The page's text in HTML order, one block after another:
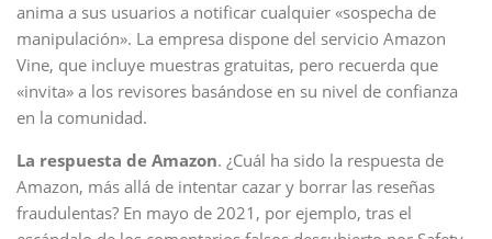
anima a sus usuarios a notificar cualquier «sospecha de
manipulación». La empresa dispone del servicio Amazon
Vine, que incluye muestras gratuitas, pero recuerda que
«invita» a los revisores basándose en su nivel de confianza
en la comunidad.
La respuesta de Amazon. ¿Cuál ha sido la respuesta de
Amazon, más allá de intentar cazar y borrar las reseñas
fraudulentas? En mayo de 2021, por ejemplo, tras el